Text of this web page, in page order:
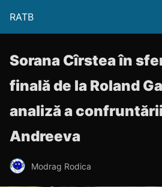
RATB
Sorana Cîrstea în
finală de la Roland
analiză a
Andreeva
Modrag Rodica